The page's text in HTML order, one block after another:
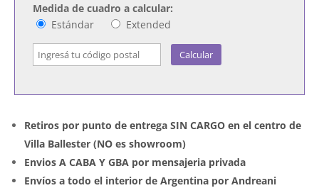
Medida de cuadro a calcular:
Estándar
Extended
Calcular
Retiros por punto de entrega SIN CARGO en el centro de
Villa Ballester (NO es showroom)
Envios A CABA Y GBA por mensajeria privada
Envíos a todo el interior de Argentina por Andreani